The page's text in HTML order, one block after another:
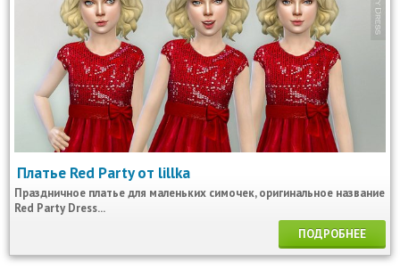
Платье Red Party от lillka
Праздничное платье для маленьких симочек, оригинальное название
Red Party Dress...
ПОДРОБНЕЕ